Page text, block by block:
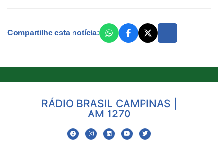
Compartilhe esta notícia:
RÁDIO BRASIL CAMPINAS |
AM 1270